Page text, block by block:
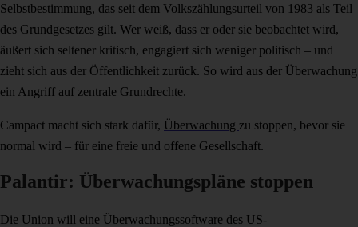
Selbstbestimmung, das seit dem Volkszählungsurteil von 1983 als Teil
des Grundgesetzes gilt. Wer weiß, dass er oder sie beobachtet wird,
äußert sich seltener kritisch, engagiert sich weniger politisch – und
zieht sich aus der Öffentlichkeit zurück. So wird aus der Überwachung
ein Angriff auf zentrale Grundrechte.
Campact macht sich stark dafür, Überwachung zu stoppen, bevor sie
normal wird – für eine freie und offene Gesellschaft.
Palantir: Überwachungspläne stoppen
Die Union will eine Überwachungssoftware des US-